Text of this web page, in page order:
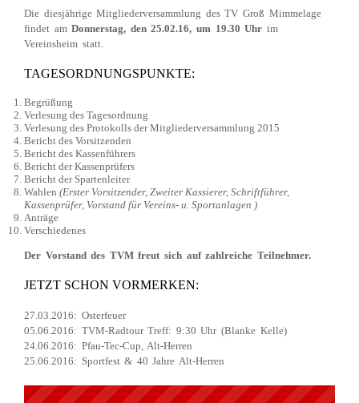
Die diesjährige Mitgliederversammlung des TV Groß Mimmelage
findet amDonnerstag, den 25.02.16, um 19.30 Uhr im
Vereinsheim statt.
TAGESORDNUNGSPUNKTE:
Begrüßung
Verlesung des Tagesordnung
Verlesung des Protokolls der Mitgliederversammlung 2015
Bericht des Vorsitzenden
Bericht des Kassenführers
Bericht der Kassenprüfers
Bericht der Spartenleiter
Wahlen (Erster Vorsitzender, Zweiter Kassierer, Schriftführer,
Kassenprüfer, Vorstand für Vereins- u. Sportanlagen )
Anträge
Verschiedenes
Der Vorstand des TVM freut sich auf zahlreiche Teilnehmer.
JETZT SCHON VORMERKEN:
27.03.2016: Osterfeuer
05.06.2016: TVM-Radtour Treff: 9:30 Uhr (Blanke Kelle)
24.06.2016: Pfau-Tec-Cup, Alt-Herren
25.06.2016: Sportfest & 40 Jahre Alt-Herren